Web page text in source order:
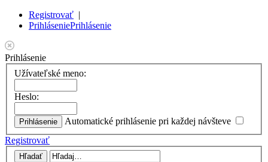
Registrovať |
PrihláseniePrihlásenie
Prihlásenie
Užívateľské meno:
Heslo:
Automatické prihlásenie pri každej návšteve
Registrovať